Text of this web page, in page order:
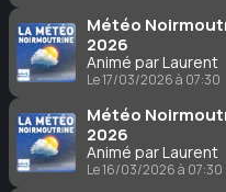
Météo
2026
Animé par Laurent
Le 17/03/2026 à 07:30
Météo
2026
Animé par Laurent
Le 16/03/2026 à 07:30